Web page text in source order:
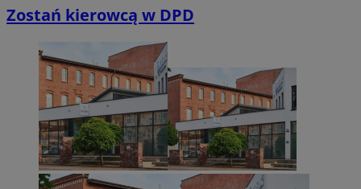
Zostań kierowcą w DPD
MvSessID sosnowiecki.pl
euds .rfihub.com